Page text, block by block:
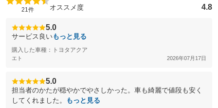
21件 オススメ度 4.8
5.0
サービス良いもっと見る
購入した車種：トヨタアクア
エト 2026年07月17日
5.0
担当者のかたが穏やかでやさしかった。車も綺麗で値段も安く
してくれました。
もっと見る